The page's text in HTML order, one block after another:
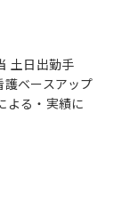
土日出勤手
ベースアップ
よる・実績に